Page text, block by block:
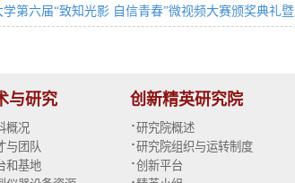
学第六届“致知光影 自信青春”微视频大赛颁奖典礼
与研究
概况
与团队
和基地
创新精英研究院
·研究院概述
·研究院组织与运转制度
·创新平台